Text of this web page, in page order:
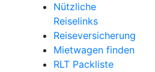
Nützliche
Reiselinks
Reiseversicherung
Mietwagen finden
RLT Packliste